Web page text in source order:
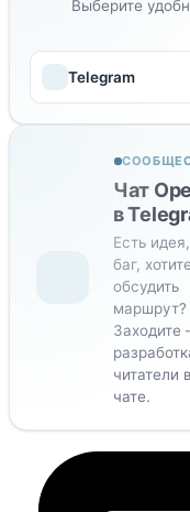
Выберите
Telegram
Чат
в
Есть
баг, хотите
обсудить
маршрут?
читатели
чате.